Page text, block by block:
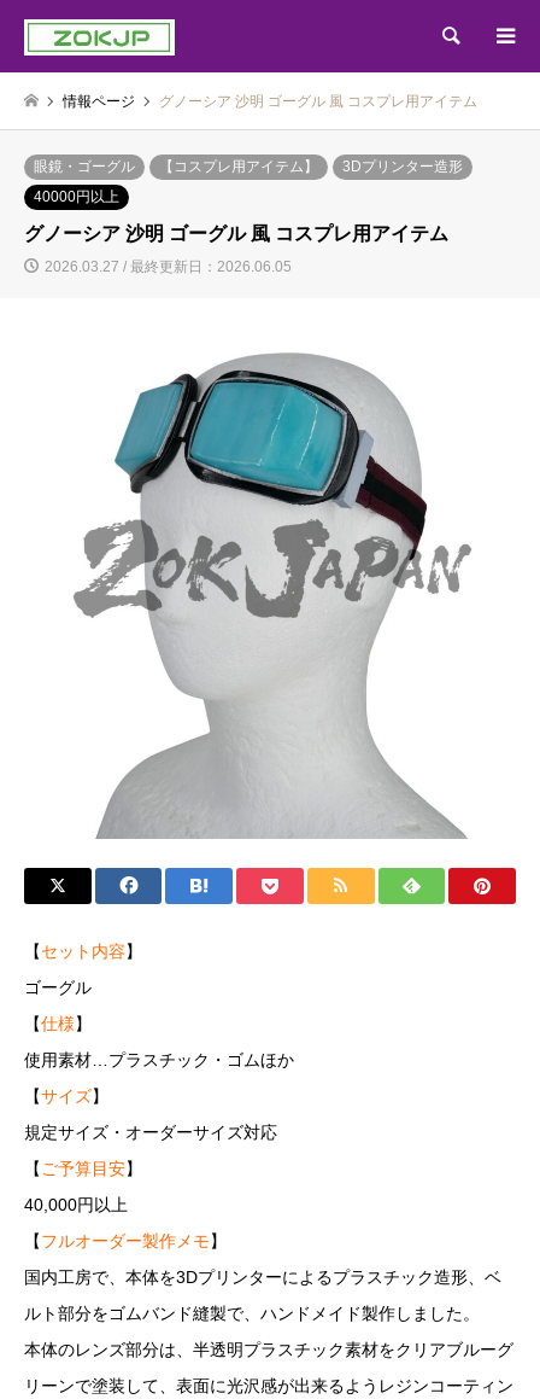
検索
情報ページ グノーシア 沙明 ゴーグル 風 コスプレ用アイテム
眼鏡・ゴーグル 【コスプレ用アイテム】
3Dプリンター造形
40000円以上
グノーシア 沙明 ゴーグル 風 コスプレ用アイテム
2026.03.27 / 最終更新日：2026.06.05
【セット内容】
ゴーグル
【仕様】
使用素材…プラスチック・ゴムほか
【サイズ】
規定サイズ・オーダーサイズ対応
【ご予算目安】
40,000円以上
【フルオーダー製作メモ】
国内工房で、本体を3Dプリンターによるプラスチック造形、ベ
ルト部分をゴムバンド縫製で、ハンドメイド製作しました。
本体のレンズ部分は、半透明プラスチック素材をクリアブルーグ
リーンで塗装して、表面に光沢感が出来るようレジンコーティン